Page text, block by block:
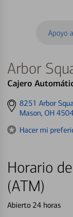
Apoyo
Arbor
Cajero
Get
directions
8251 Arbor
Mason, OH
Hacer mi
Horario
(ATM)
Abierto 24 horas